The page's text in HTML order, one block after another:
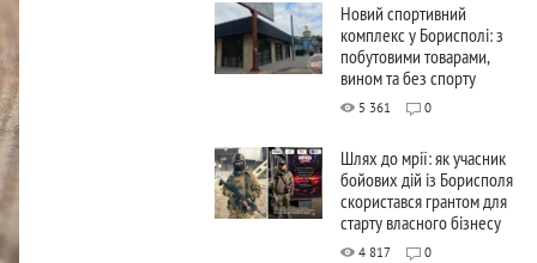
Новий спортивний
комплекс у Борисполі: з
побутовими товарами,
вином та без спорту
5 361 0
Шлях до мрії: як учасник
бойових дій із Борисполя
скористався грантом для
старту власного бізнесу
4 817 0